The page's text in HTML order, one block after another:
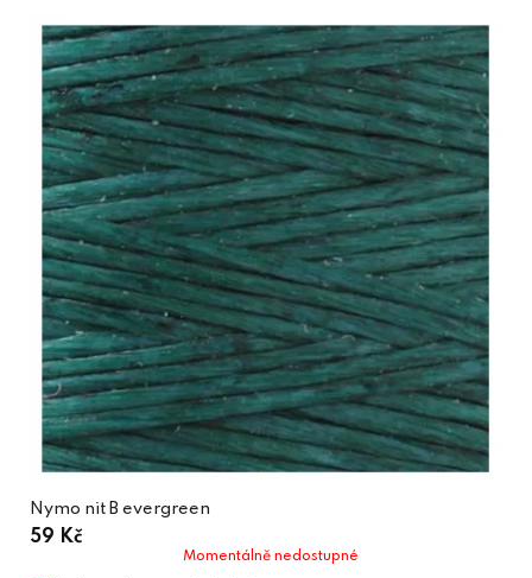
Nymo nit B evergreen
59 Kč
Momentálně nedostupné